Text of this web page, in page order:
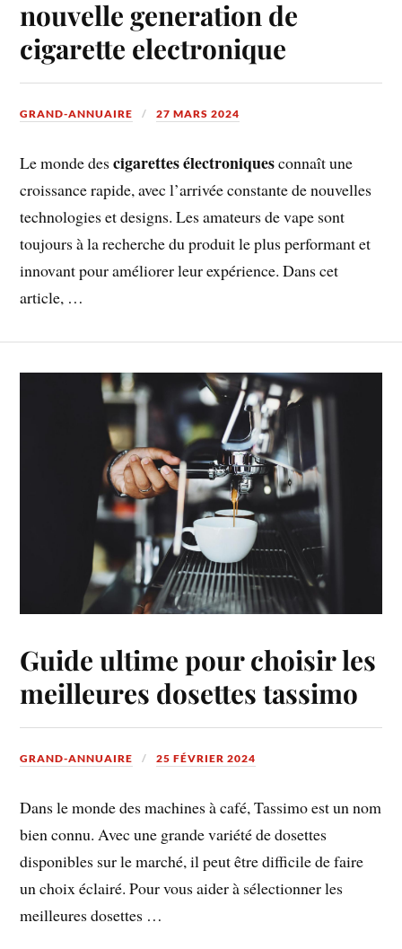
nouvelle generation de
cigarette electronique
GRAND-ANNUAIRE 27 MARS 2024
Le monde descigarettes électroniquesconnaît une
croissance rapide, avec l’arrivée constante de nouvelles
technologies et designs. Les amateurs de vape sont
toujours à la recherche du produit le plus performant et
innovant pour améliorer leur expérience. Dans cet
article, …
Guide ultime pour choisir les
meilleures dosettes tassimo
GRAND-ANNUAIRE 25 FÉVRIER 2024
Dans le monde des machines à café, Tassimo est un nom
bien connu. Avec une grande variété de dosettes
disponibles sur le marché, il peut être difficile de faire
un choix éclairé. Pour vous aider à sélectionner les
meilleures dosettes …